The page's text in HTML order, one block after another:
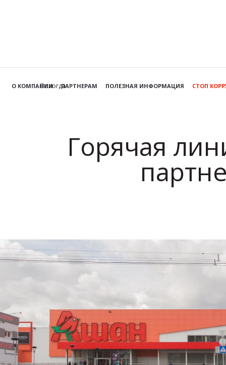
Вологда
О КОМПАНИИ ПАРТНЕРАМ ПОЛЕЗНАЯ ИНФОРМАЦИЯ СТОП
Горячая